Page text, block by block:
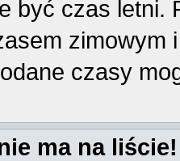
być czas letni.
zimowym
czasy
ma na liście!